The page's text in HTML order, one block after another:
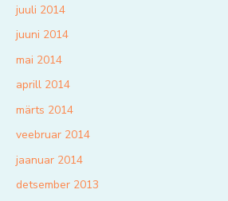
juuli 2014
juuni 2014
mai 2014
aprill 2014
märts 2014
veebruar 2014
jaanuar 2014
detsember 2013